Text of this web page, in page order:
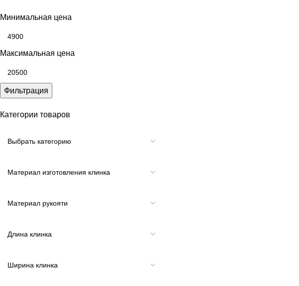
Минимальная цена
Максимальная цена
Фильтрация
Категории товаров